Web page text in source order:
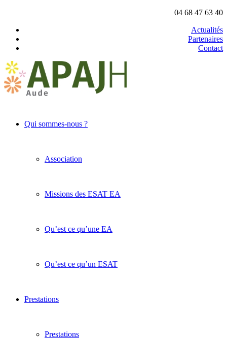
04 68 47 63 40
Actualités
Partenaires
Contact
Qui sommes-nous ?
Association
Missions des ESAT EA
Qu’est ce qu’une EA
Qu’est ce qu’un ESAT
Prestations
Prestations